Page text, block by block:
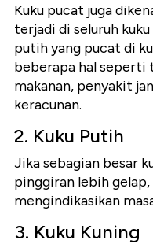
Kuku pucat juga
terjadi di seluruh
putih yang pucat di
beberapa hal seperti
makanan, penyakit
keracunan.
2. Kuku Putih
Jika sebagian besar
pinggiran lebih
mengindikasikan
3. Kuku Kuning